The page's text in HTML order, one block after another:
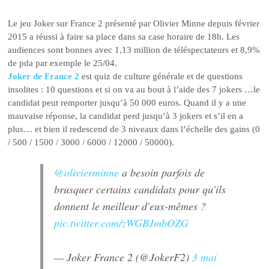
Le jeu Joker sur France 2 présenté par Olivier Minne depuis février
2015 a réussi à faire sa place dans sa case horaire de 18h. Les
audiences sont bonnes avec 1,13 million de téléspectateurs et 8,9%
de pda par exemple le 25/04.
Joker de France 2 est quiz de culture générale et de questions
insolites : 10 questions et si on va au bout à l’aide des 7 jokers …le
candidat peut remporter jusqu’à 50 000 euros. Quand il y a une
mauvaise réponse, la candidat perd jusqu’à 3 jokers et s’il en a
plus… et bien il redescend de 3 niveaux dans l’échelle des gains (0
/ 500 / 1500 / 3000 / 6000 / 12000 / 50000).
@olivierminne a besoin parfois de
brusquer certains candidats pour qu'ils
donnent le meilleur d'eux-mêmes ?
pic.twitter.com/zWGBJmbOZG
— Joker France 2 (@JokerF2)3 mai